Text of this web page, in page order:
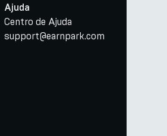
Ajuda
Centro de Ajuda
support@earnpark.com